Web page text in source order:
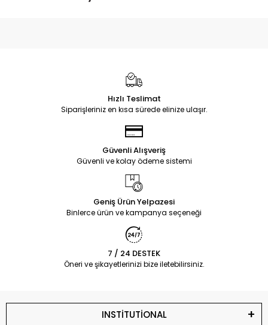
Hızlı Teslimat
Siparişleriniz en kısa sürede elinize ulaşır.
Güvenli Alışveriş
Güvenli ve kolay ödeme sistemi
Geniş Ürün Yelpazesi
Binlerce ürün ve kampanya seçeneği
7 / 24 DESTEK
Öneri ve şikayetlerinizi bize iletebilirsiniz.
INSTİTUTİONAL